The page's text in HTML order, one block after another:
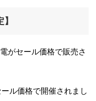
がセール価格で販売さ
ル価格で開催されまし